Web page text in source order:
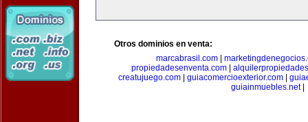
Otros dominios en venta:
marcabrasil.com
propiedadesenventa.com
creatujuego.com| guiacomercioexterior.com|
guiainmuebles.net|